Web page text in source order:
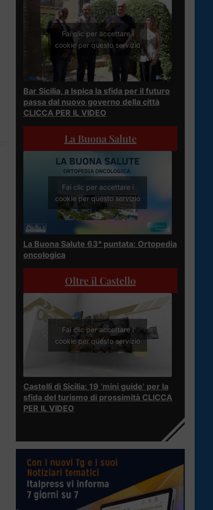
Fai clic per accettare i
cookie per questo servizio
Bar Sicilia, a Ispica la sfida per il futuro
passa dal nuovo governo della città
CLICCA PER IL VIDEO
La Buona Salute
Fai clic per accettare i
cookie per questo servizio
La Buona Salute 63° puntata: Ortopedia
oncologica
Oltre il Castello
Fai clic per accettare i
cookie per questo servizio
Castelli di Sicilia: 19 ‘mini guide’ per la
sfida del turismo di prossimità CLICCA
PER IL VIDEO